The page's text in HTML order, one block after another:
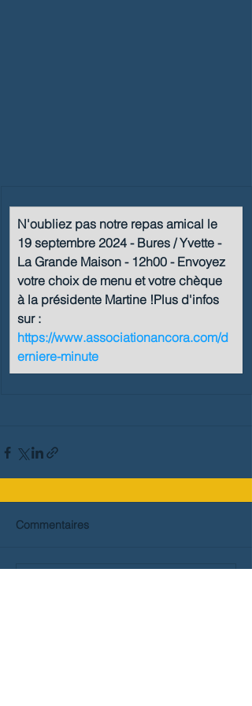
N'oubliez pas notre repas amical le
19 septembre 2024 - Bures / Yvette -
La Grande Maison - 12h00 - Envoyez
votre choix de menu et votre chèque
à la présidente Martine !Plus d'infos
sur :
https://www.associationancora.com/d
erniere-minute
Commentaires